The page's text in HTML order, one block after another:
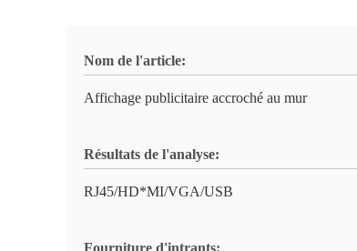
Nom de l'article:
Affichage publicitaire accroché au mur
Résultats de l'analyse:
RJ45/HD*MI/VGA/USB
Fourniture d'intrants: